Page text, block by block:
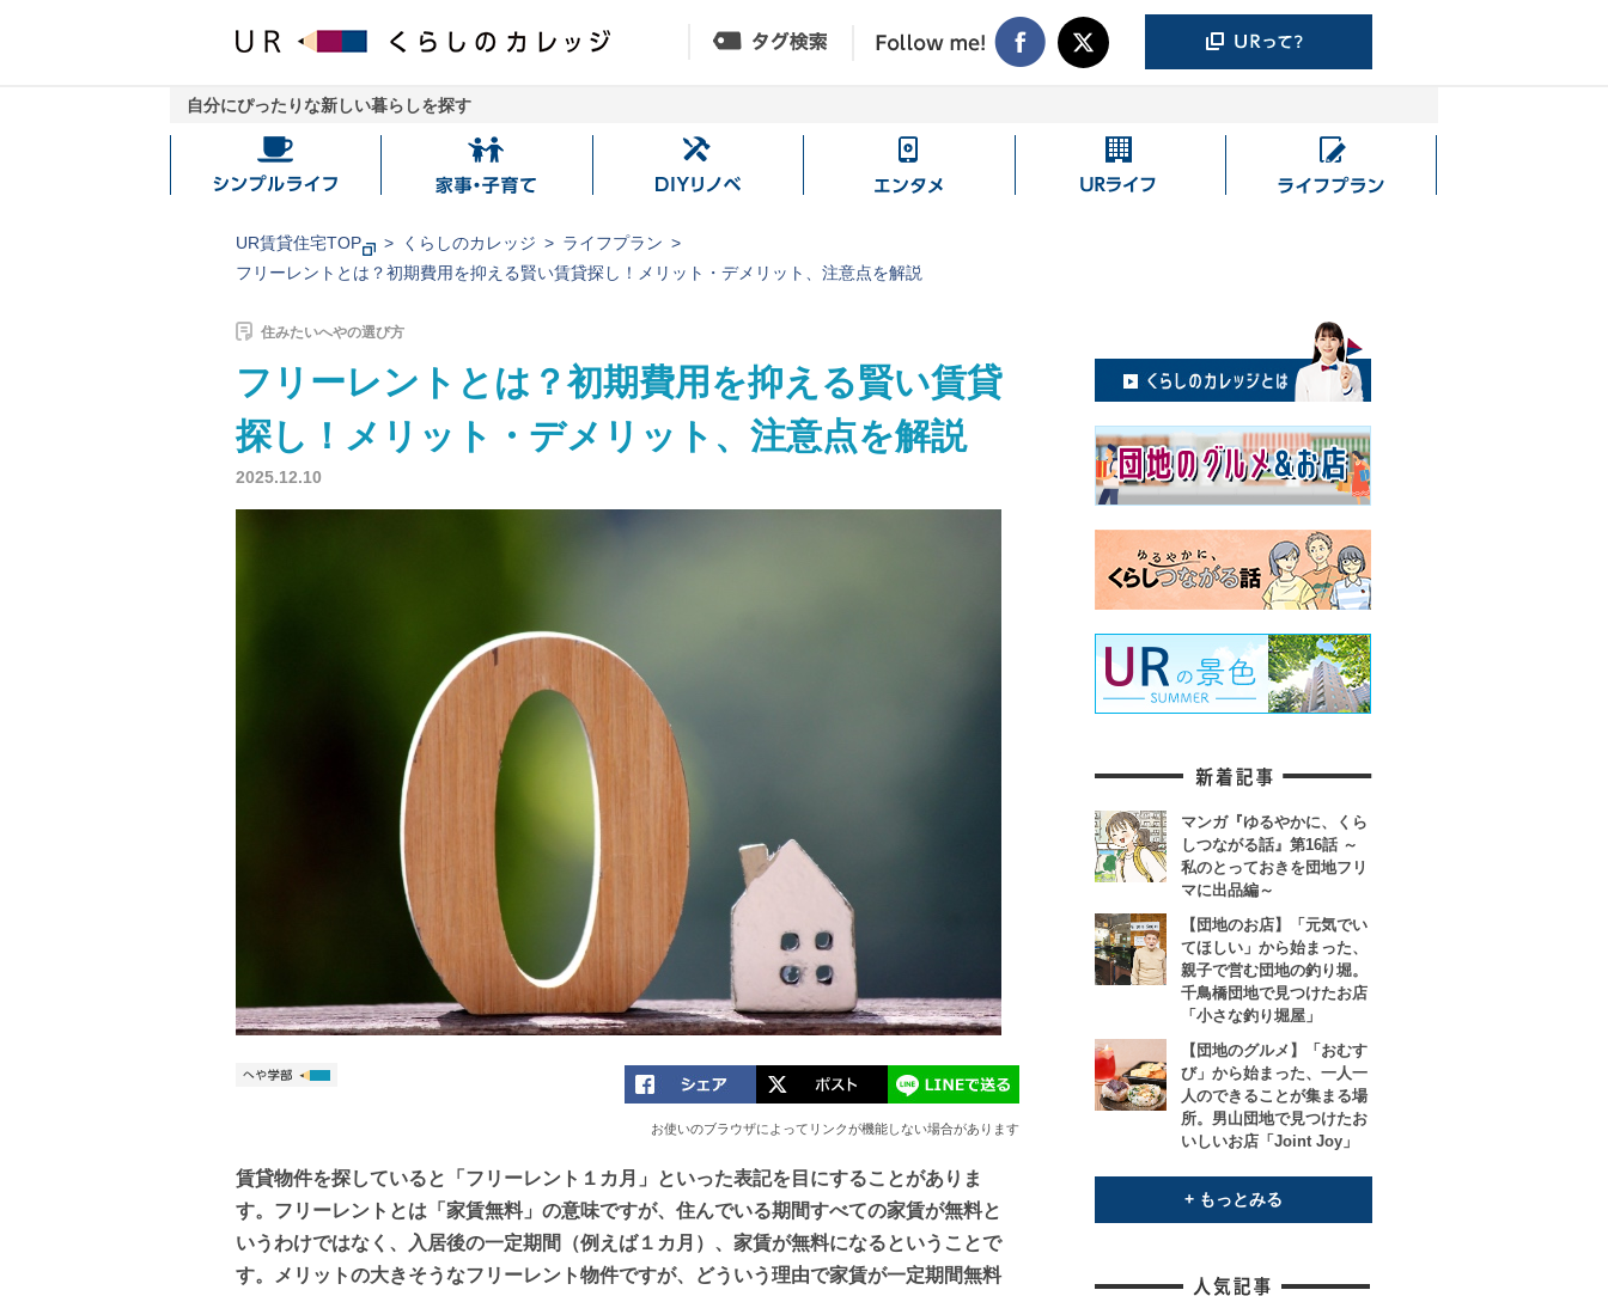
自分にぴったりな新しい暮らしを探す
シ
プ
ル
家
子
育
DIY
エ
メ
UR
ラ
ン
UR賃貸住宅TOP くらしのカレッジ
ライフプラン
フリーレントとは？初期費用を抑える賢い賃貸探し！メリット・デメリット、注意点を解説
住みたいへやの選び方
フリーレントとは？初期費用を抑える賢い賃貸
探し！メリット・デメリット、注意点を解説
2025.12.10
お使いのブラウザによってリンクが機能しない場合があります
賃貸物件を探していると「フリーレント１カ月」といった表記を目にすることがありま
す。フリーレントとは「家賃無料」の意味ですが、住んでいる期間すべての家賃が無料と
いうわけではなく、入居後の一定期間（例えば１カ月）、家賃が無料になるということで
す。メリットの大きそうなフリーレント物件ですが、どういう理由で家賃が一定期間無料
マンガ『ゆるやかに、くら
しつながる話』第16話 ～
私のとっておきを団地フリ
マに出品編～
【団地のお店】「元気でい
てほしい」から始まった、
親子で営む団地の釣り堀。
千鳥橋団地で見つけたお店
「小さな釣り堀屋」
【団地のグルメ】「おむす
び」から始まった、一人一
人のできることが集まる場
所。男山団地で見つけたお
いしいお店「Joint Joy」
+ もっとみる